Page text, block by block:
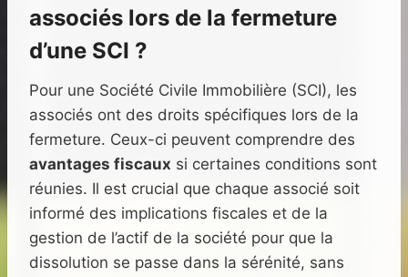
associés lors de la fermeture
d’une SCI ?
Pour une Société Civile Immobilière (SCI), les
associés ont des droits spécifiques lors de la
fermeture. Ceux-ci peuvent comprendre des
avantages fiscaux si certaines conditions sont
réunies. Il est crucial que chaque associé soit
informé des implications fiscales et de la
gestion de l’actif de la société pour que la
dissolution se passe dans la sérénité, sans